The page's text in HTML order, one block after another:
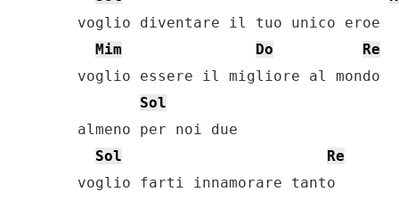
voglio diventare il tuo unico eroe
Mim
Do
Re
voglio essere il migliore al mondo
Sol
almeno per noi due
Sol
Re
voglio farti innamorare tanto